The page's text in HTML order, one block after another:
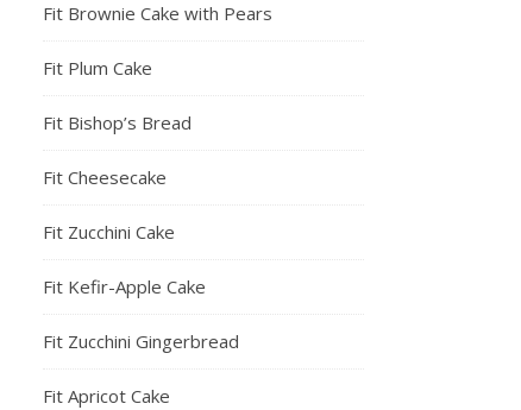
Fit Brownie Cake with Pears
Fit Plum Cake
Fit Bishop’s Bread
Fit Cheesecake
Fit Zucchini Cake
Fit Kefir-Apple Cake
Fit Zucchini Gingerbread
Fit Apricot Cake